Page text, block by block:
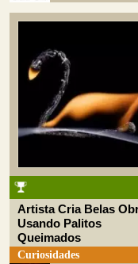
Artista Cria Belas
Usando Palitos
Queimados
Curiosidades